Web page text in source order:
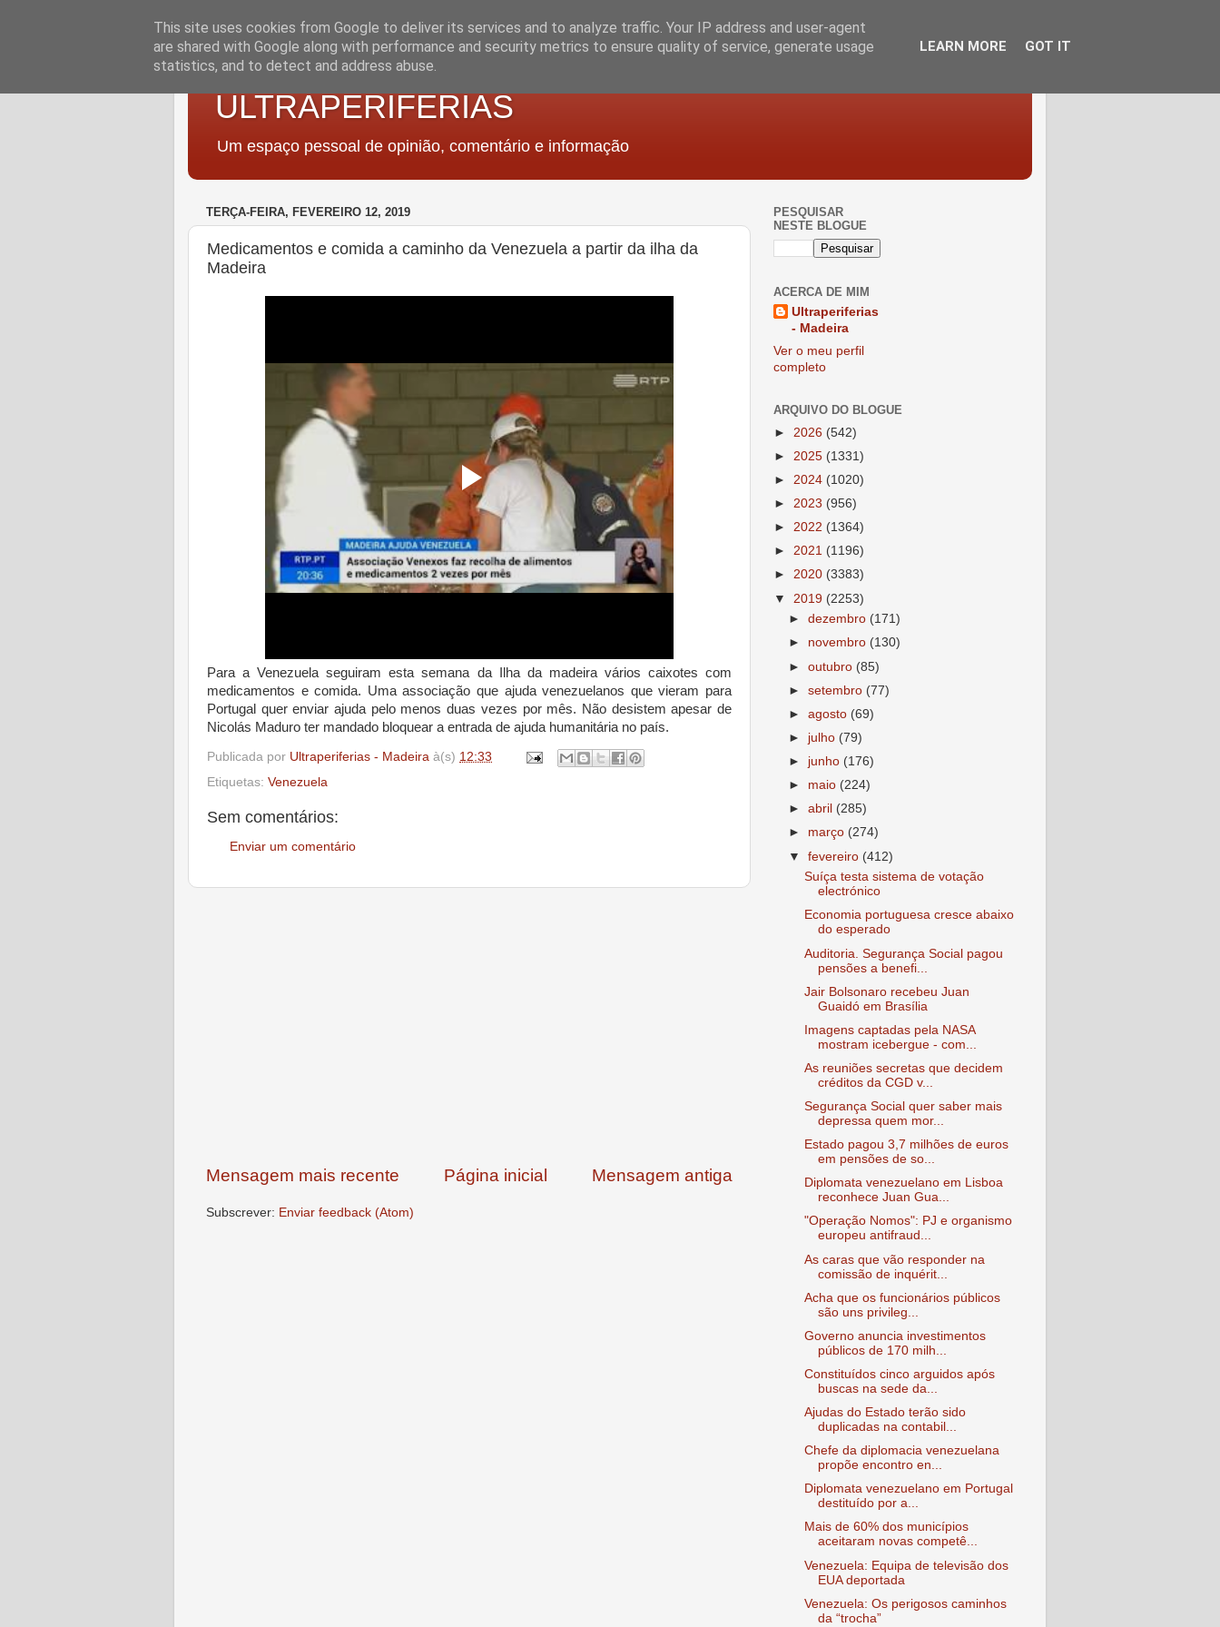
ULTRAPERIFERIAS
Um espaço pessoal de opinião, comentário e informação
TERÇA-FEIRA, FEVEREIRO 12, 2019
Medicamentos e comida a caminho da Venezuela a partir da ilha da
Madeira
Para a Venezuela seguiram esta semana da Ilha da madeira vários caixotes com
medicamentos e comida. Uma associação que ajuda venezuelanos que vieram para
Portugal quer enviar ajuda pelo menos duas vezes por mês. Não desistem apesar de
Nicolás Maduro ter mandado bloquear a entrada de ajuda humanitária no país.
Publicada por Ultraperiferias - Madeira à(s) 12:33
Etiquetas: Venezuela
Sem comentários:
Enviar um comentário
Mensagem mais recente Mensagem antiga
Página inicial
Subscrever: Enviar feedback (Atom)
PESQUISAR
NESTE BLOGUE
ACERCA DE MIM
Ultraperiferias
- Madeira
Ver o meu perfil
completo
ARQUIVO DO BLOGUE
► 2026 (542)
► 2025 (1331)
► 2024 (1020)
► 2023 (956)
► 2022 (1364)
► 2021 (1196)
► 2020 (3383)
▼ 2019 (2253)
►dezembro (171)
► novembro (130)
►outubro (85)
►setembro (77)
►agosto (69)
► julho (79)
► junho (176)
► maio (224)
►abril (285)
► março (274)
▼fevereiro (412)
Suíça testa sistema de votação
electrónico
Economia portuguesa cresce abaixo
do esperado
Auditoria. Segurança Social pagou
pensões a benefi...
Jair Bolsonaro recebeu Juan
Guaidó em Brasília
Imagens captadas pela NASA
mostram icebergue - com...
As reuniões secretas que decidem
créditos da CGD v...
Segurança Social quer saber mais
depressa quem mor...
Estado pagou 3,7 milhões de euros
em pensões de so...
Diplomata venezuelano em Lisboa
reconhece Juan Gua...
"Operação Nomos": PJ e organismo
europeu antifraud...
As caras que vão responder na
comissão de inquérit...
Acha que os funcionários públicos
são uns privileg...
Governo anuncia investimentos
públicos de 170 milh...
Constituídos cinco arguidos após
buscas na sede da...
Ajudas do Estado terão sido
duplicadas na contabil...
Chefe da diplomacia venezuelana
propõe encontro en...
Diplomata venezuelano em Portugal
destituído por a...
Mais de 60% dos municípios
aceitaram novas competê...
Venezuela: Equipa de televisão dos
EUA deportada
Venezuela: Os perigosos caminhos
da “trocha”
This site uses cookies from Google to deliver its services and to analyze traffic. Your IP address and user-agent
are shared with Google along with performance and security metrics to ensure quality of service, generate usage
statistics, and to detect and address abuse.
LEARN MORE GOT IT